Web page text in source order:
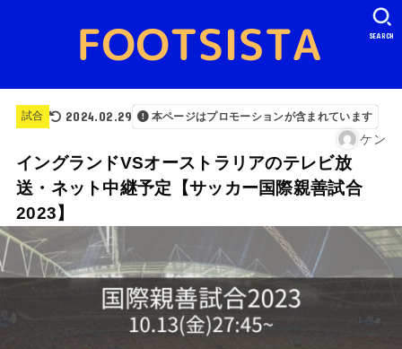
SEARCH
試合 2024.02.29 本ページはプロモーションが含まれています
ケン
イングランドVSオーストラリアのテレビ放
送・ネット中継予定【サッカー国際親善試合
2023】